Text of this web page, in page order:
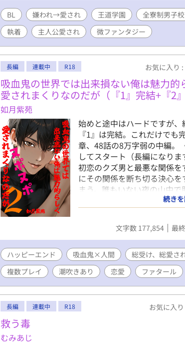
れたとるに足らない凡人が、
認められ愛されていく話。
加しています。応援していた
園の脇役受け。 ※主人公は
が大勢に好かれています。
が従者を愛すわけではあり
しているので若干ファンタジ
ます。 色々と初めてなので、
いただけますと幸いです。
BL 嫌われ→愛され 王道学園 全寮制男子校
執着
主人公愛され 微ファンタジー
長編 連載中 R18 お気に入り
吸血鬼の世界では出来損ない俺は魅力的
愛されまくりなのだが（『1』完結+『2』
如月紫苑
始めと途中はハードですが、
『1』は完結。これだけでも
章、48話の8万字弱の中編
してスタート（長編になり
初恋のクズ男と最悪な関係
にその関係を断ち切る決心
まう。誰もいない夜の山中
はすべてを飲み込むよう
吸血鬼の世界へと転生され
始める翔。出会う吸血鬼達
え込んでいく。冷静で優し
エロく、格好良い。 何故か
エンはヌポヌポされまくり
して……。 ≪『2』の前半部
て一ヶ月。こんなに幸せを
て待ちに待った俺の貢献出
て、なんで俺の手足を縛る
続き
文字数 177,854 最
ハッピーエンド 吸血鬼×人間 総受け、総愛さ
複数プレイ
潮吹きあり 恋愛 ファタール
長編 連載中 R18 お気に入り
救う毒
むみあじ